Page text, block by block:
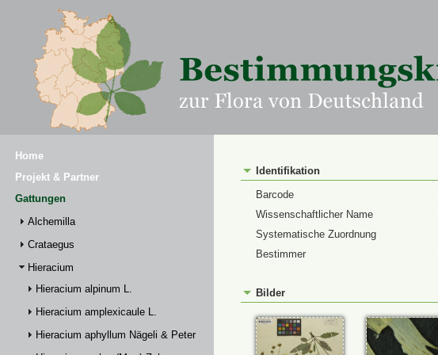
Home
Projekt & Partner
Gattungen
Alchemilla
Crataegus
Hieracium
Hieracium alpinum L.
Hieracium amplexicaule L.
Hieracium aphyllum Nägeli & Peter
Identifikation
Barcode
Wissenschaftlicher Name
Systematische Zuordnung
Bestimmer
Bilder